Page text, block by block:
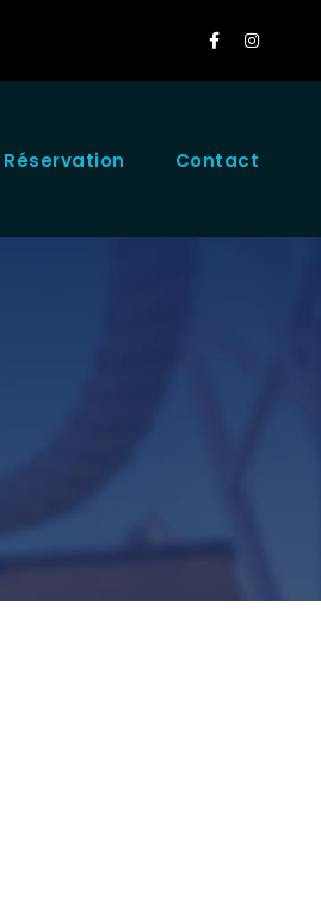
Réservation Contact